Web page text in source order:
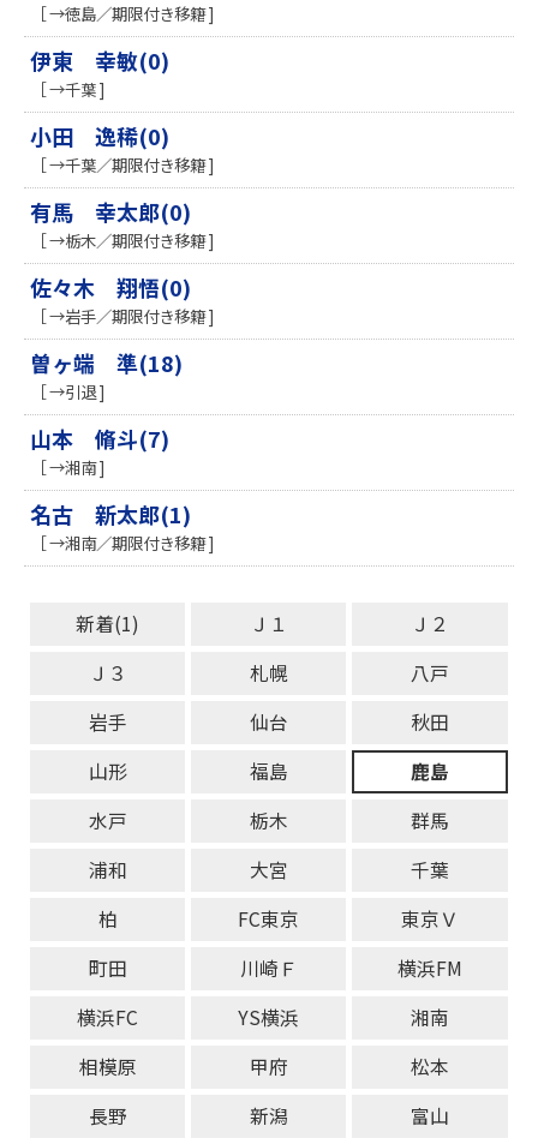
［ →徳島／期限付き移籍 ]
伊東 幸敏(0)
［ →千葉 ]
小田 逸稀(0)
［ →千葉／期限付き移籍 ]
有馬 幸太郎(0)
［ →栃木／期限付き移籍 ]
佐々木 翔悟(0)
［ →岩手／期限付き移籍 ]
曽ヶ端 準(18)
［ →引退 ]
山本 脩斗(7)
［ →湘南 ]
名古 新太郎(1)
［ →湘南／期限付き移籍 ]
新着(1) Ｊ１
Ｊ２
Ｊ３
札幌
八戸
岩手
仙台
秋田
山形
福島
鹿島
水戸
栃木
群馬
浦和
大宮
千葉
柏
FC東京
東京Ｖ
町田
川崎Ｆ
横浜FM
横浜FC
YS横浜
湘南
相模原
甲府
松本
長野
新潟
富山